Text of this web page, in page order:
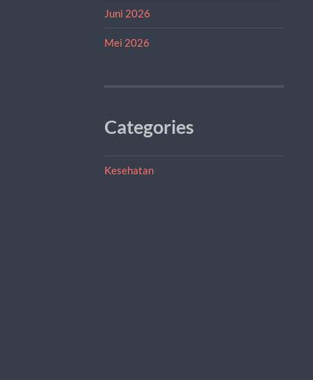
Juni 2026
Mei 2026
Categories
Kesehatan